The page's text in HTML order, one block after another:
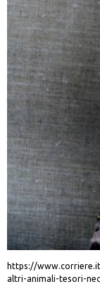
https://
altri-animali-tesori-